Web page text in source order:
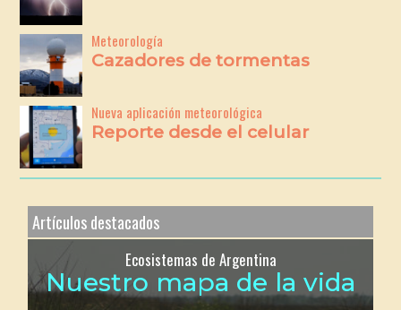
Meteorología
Cazadores de tormentas
Nueva aplicación meteorológica
Reporte desde el celular
Artículos destacados
Ecosistemas de Argentina
Nuestro mapa de la vida